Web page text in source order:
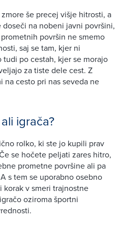
še precej višje hitrosti, a
na nobeni javni površini,
površin ne smemo
saj se tam, kjer ni
po cestah, kjer se morajo
za tiste dele cest. Z
cesto pri nas seveda ne
igrača?
rolko, ki ste jo kupili prav
se hočete peljati zares hitro,
prometne površine ali pa
s tem se uporabno osebno
korak v smeri trajnostne
oziroma športni